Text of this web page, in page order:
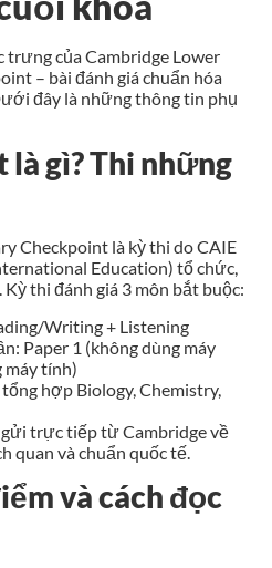
của Cambridge Lower
– bài đánh giá chuẩn hóa
đây là những thông tin phụ
là gì? Thi những
Checkpoint là kỳ thi do CAIE
Education) tổ chức,
thi đánh giá 3 môn bắt buộc:
Writing + Listening
Paper 1 (không dùng máy
máy tính)
hợp Biology, Chemistry,
trực tiếp từ Cambridge về
quan và chuẩn quốc tế.
và cách đọc